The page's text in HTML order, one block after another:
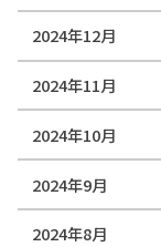
2024年12月
2024年11月
2024年10月
2024年9月
2024年8月